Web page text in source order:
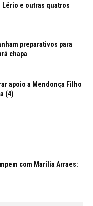
Lério e outras quatros
preparativos para
chapa
apoio a Mendonça Filho
(4)
com Marília Arraes: